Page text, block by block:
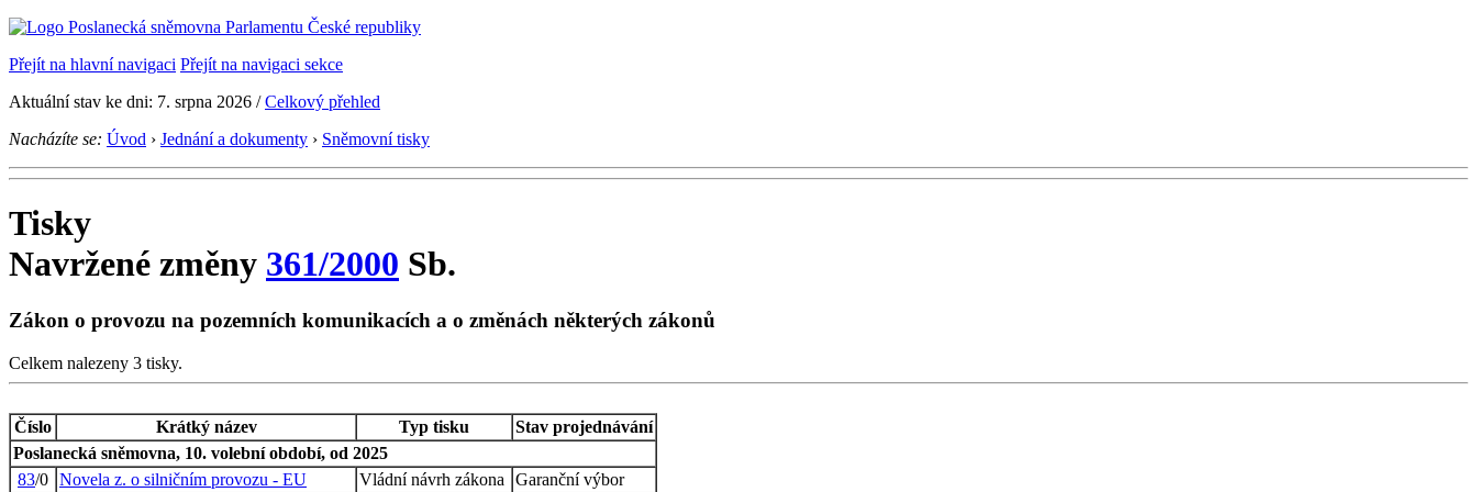
Přejít na hlavní navigaci Přejít na navigaci sekce
Aktuální stav ke dni: 7. srpna 2026 /Celkový přehled
Nacházíte se: Úvod › Jednání a dokumenty › Sněmovní tisky
Tisky
Navržené změny 361/2000 Sb.
Zákon o provozu na pozemních komunikacích a o změnách některých zákonů
Celkem nalezeny 3 tisky.
Číslo Krátký název Typ tisku
Stav projednávání
Poslanecká sněmovna, 10. volební období, od 2025
83/0 Novela z. o silničním provozu - EU Vládní návrh zákona
Garanční výbor